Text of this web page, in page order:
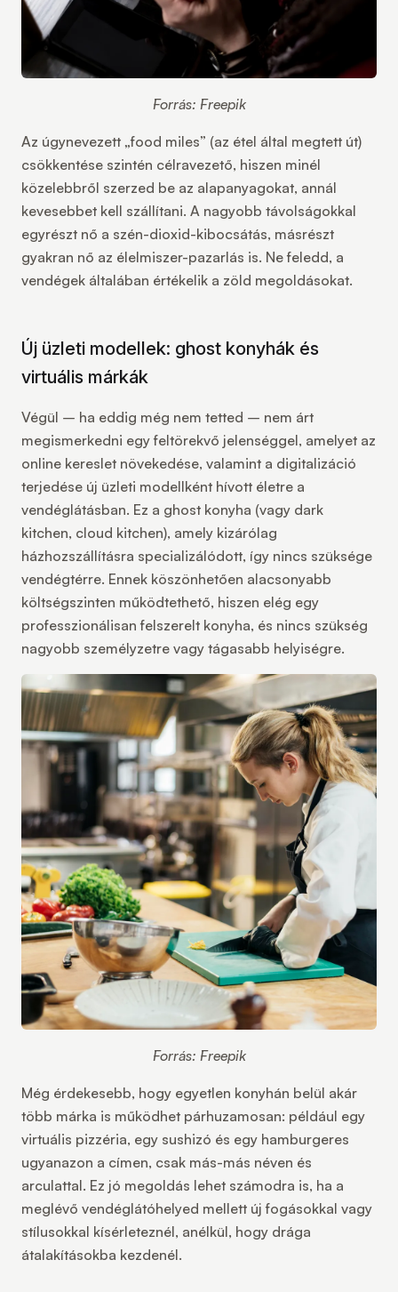
Forrás: Freepik
Az úgynevezett „food miles” (az étel által megtett út)
csökkentése szintén célravezető, hiszen minél
közelebbről szerzed be az alapanyagokat, annál
kevesebbet kell szállítani. A nagyobb távolságokkal
egyrészt nő a szén-dioxid-kibocsátás, másrészt
gyakran nő az élelmiszer-pazarlás is. Ne feledd, a
vendégek általában értékelik a zöld megoldásokat.
Új üzleti modellek: ghost konyhák és
virtuális márkák
Végül – ha eddig még nem tetted – nem árt
megismerkedni egy feltörekvő jelenséggel, amelyet az
online kereslet növekedése, valamint a digitalizáció
terjedése új üzleti modellként hívott életre a
vendéglátásban. Ez a ghost konyha (vagy dark
kitchen, cloud kitchen), amely kizárólag
házhozszállításra specializálódott, így nincs szüksége
vendégtérre. Ennek köszönhetően alacsonyabb
költségszinten működtethető, hiszen elég egy
professzionálisan felszerelt konyha, és nincs szükség
nagyobb személyzetre vagy tágasabb helyiségre.
Forrás: Freepik
Még érdekesebb, hogy egyetlen konyhán belül akár
több márka is működhet párhuzamosan: például egy
virtuális pizzéria, egy sushizó és egy hamburgeres
ugyanazon a címen, csak más-más néven és
arculattal. Ez jó megoldás lehet számodra is, ha a
meglévő vendéglátóhelyed mellett új fogásokkal vagy
stílusokkal kísérleteznél, anélkül, hogy drága
átalakításokba kezdenél.